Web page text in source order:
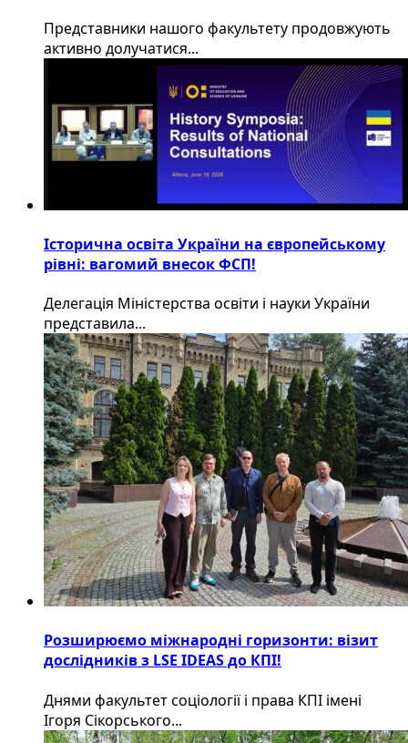
​Представники нашого факультету продовжують
активно долучатися...
Історична освіта України на європейському
рівні: вагомий внесок ФСП!
Делегація Міністерства освіти і науки України
представила...
Розширюємо міжнародні горизонти: візит
дослідників з LSE IDEAS до КПІ!
Днями факультет соціології і права КПІ імені
Ігоря Сікорського...